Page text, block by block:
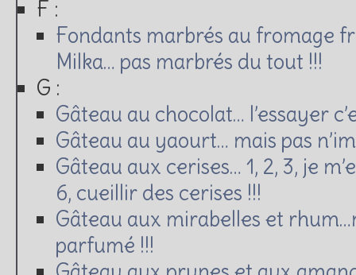
F :
Fondants marbrés au fromage
Milka… pas marbrés du tout !!!
G :
Gâteau au chocolat… l’essayer
Gâteau au yaourt… mais pas
Gâteau aux cerises… 1, 2, 3, je
6, cueillir des cerises !!!
Gâteau aux mirabelles et
parfumé !!!